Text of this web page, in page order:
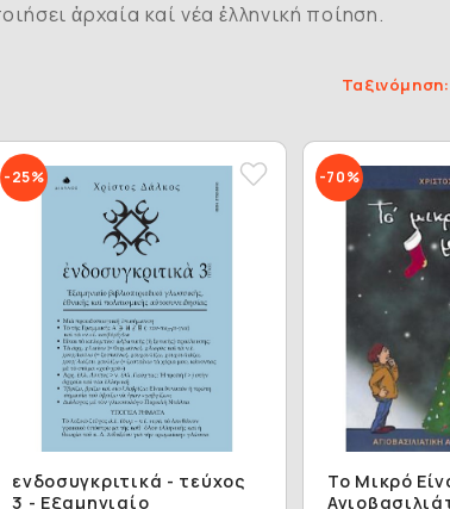
ἀρχαία καί νέα ἑλληνική ποίηση.
Ταξινόμηση:
-25%
ενδοσυγκριτικά - τεύχος
3 - Εξαμηνιαίο
-70%
Το Μικρό